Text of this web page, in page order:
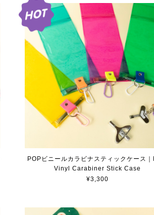
POPビニールカラビナスティックケース
Vinyl Carabiner Stick Case
¥3,300